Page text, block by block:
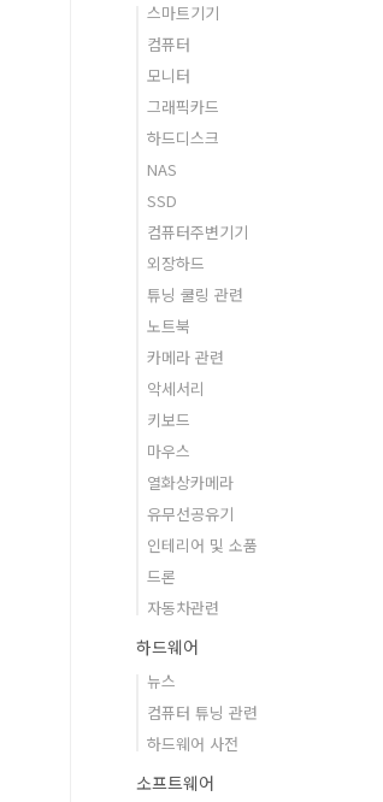
스마트기기
컴퓨터
모니터
그래픽카드
하드디스크
NAS
SSD
컴퓨터주변기기
외장하드
튜닝 쿨링 관련
노트북
카메라 관련
악세서리
키보드
마우스
열화상카메라
유무선공유기
인테리어 및 소품
드론
자동차관련
하드웨어
뉴스
컴퓨터 튜닝 관련
하드웨어 사전
소프트웨어